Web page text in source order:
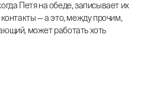
Петя на обеде, записывает их
контакты — а это, между прочим,
может работать хоть